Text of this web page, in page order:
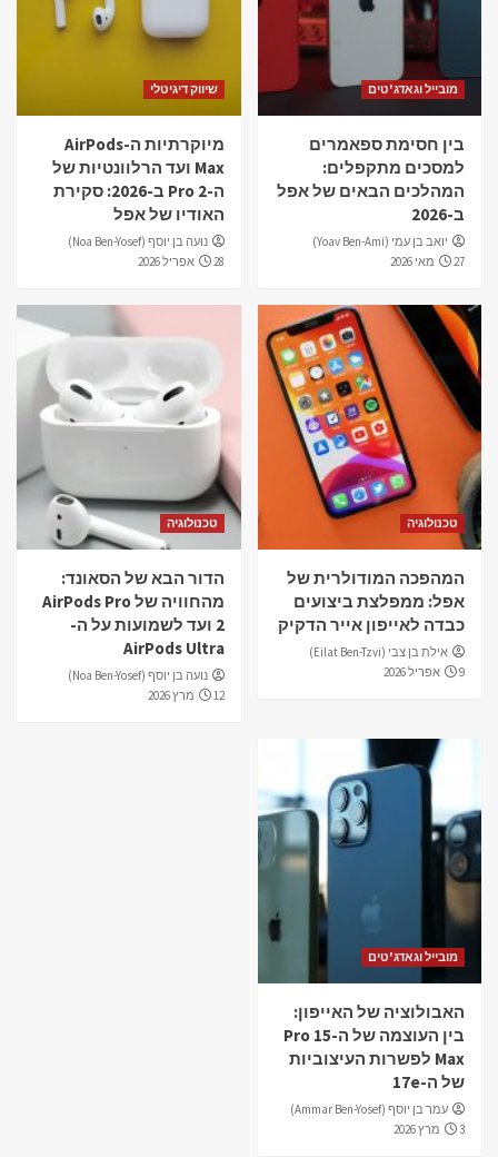
מובייל וגאדג'טים
בין חסימת ספאמרים
למסכים מתקפלים:
המהלכים הבאים של אפל
ב-2026
יואב בן עמי (Yoav Ben-Ami)
27 מאי 2026
שיווק דיגיטלי
מיוקרתיות ה-AirPods
Max ועד הרלוונטיות של
ה-Pro 2 ב-2026: סקירת
האודיו של אפל
נועה בן יוסף (Noa Ben-Yosef)
28 אפריל 2026
טכנולוגיה
המהפכה המודולרית של
אפל: ממפלצת ביצועים
כבדה לאייפון אייר הדקיק
אילת בן צבי (Eilat Ben-Tzvi)
9 אפריל 2026
טכנולוגיה
הדור הבא של הסאונד:
מהחוויה של AirPods Pro
2 ועד לשמועות על ה-
AirPods Ultra
נועה בן יוסף (Noa Ben-Yosef)
12 מרץ 2026
מובייל וגאדג'טים
האבולוציה של האייפון:
בין העוצמה של ה-15 Pro
Max לפשרות העיצוביות
של ה-17e
עמר בן יוסף (Ammar Ben-Yosef)
3 מרץ 2026